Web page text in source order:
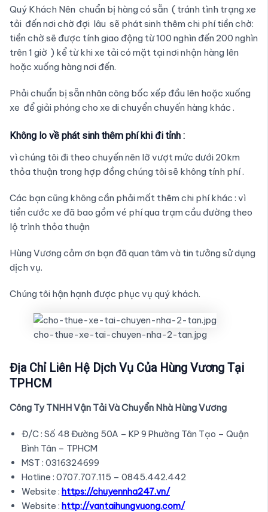
Quý Khách Nên chuẩn bị hàng có sẵn ( tránh tình trạng xe
tải đến nơi chờ đợi lâu sẽ phát sinh thêm chi phí tiền chờ:
tiền chờ sẽ được tính giao động từ 100 nghìn đến 200 nghìn
trên 1 giờ ) kể từ khi xe tải có mặt tại nơi nhận hàng lên
hoặc xuống hàng nơi đến.
Phải chuẩn bị sẵn nhân công bốc xếp đầu lên hoặc xuống
xe để giải phóng cho xe di chuyển chuyến hàng khác .
Không lo về phát sinh thêm phí khi đi tỉnh :
vì chúng tôi đi theo chuyến nên lỡ vượt mức dưới 20km
thỏa thuận trong hợp đồng chúng tôi sẽ không tính phí .
Các bạn cũng không cần phải mất thêm chi phí khác : vì
tiền cước xe đã bao gồm vé phí qua trạm cầu đường theo
lộ trình thỏa thuận
Hùng Vương cảm ơn bạn đã quan tâm và tin tưởng sử dụng
dịch vụ.
Chúng tôi hận hạnh được phục vụ quý khách.
cho-thue-xe-tai-chuyen-nha-2-tan.jpg
Địa Chỉ Liên Hệ Dịch Vụ Của Hùng Vương Tại
TPHCM
Công Ty TNHH Vận Tải Và Chuyển Nhà Hùng Vương
Đ/C : Số 48 Đường 50A – KP 9 Phường Tân Tạo – Quận
Bình Tân – TPHCM
MST : 0316324699
Hotline : 0707.707.115 – 0845.442.442
Website : https://chuyennha247.vn/
Website : http://vantaihungvuong.com/